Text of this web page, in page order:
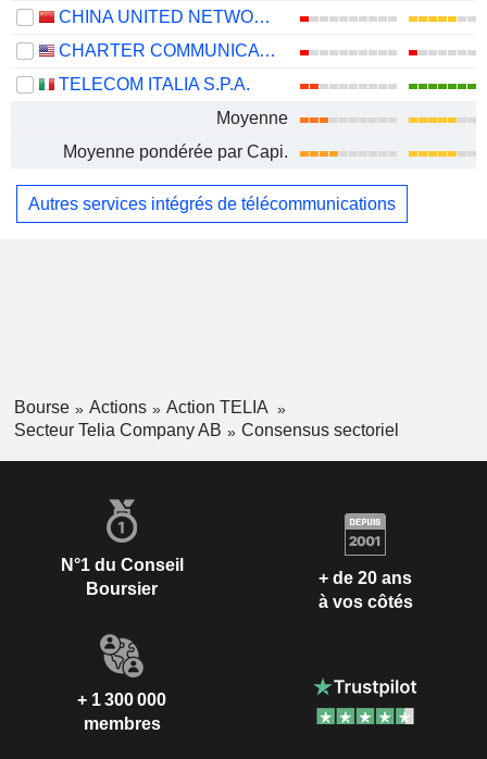
CHINA UNITED NETWORK COMMUNICATIONS LIMITED
CHARTER COMMUNICATIONS, INC.
TELECOM ITALIA S.P.A.
Moyenne
Moyenne pondérée par Capi.
Autres services intégrés de télécommunications
Bourse Actions
Action TELIA
Secteur Telia Company AB
Consensus sectoriel
N°1 du Conseil
Boursier
+ de 20 ans
à vos côtés
+ 1 300 000
membres